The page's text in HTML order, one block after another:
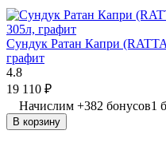
Сундук Ратан Капри
графит
4.8
19 110 ₽
Начислим +382 бонусов1
В корзину